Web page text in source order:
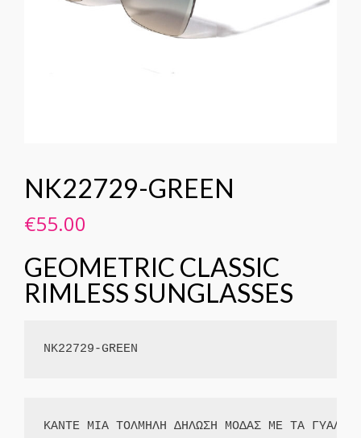
NK22729-GREEN
€55.00
GEOMETRIC CLASSIC
RIMLESS SUNGLASSES
NK22729-GREEN
ΚΑΝΤΕ ΜΙΑ ΤΟΛΜΗΛΗ ΔΗΛΩΣΗ ΜΟΔΑΣ ΜΕ ΤΑ